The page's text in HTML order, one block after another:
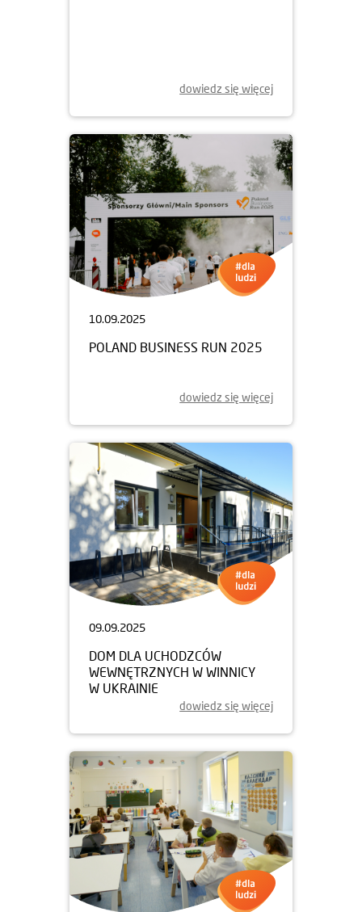
dowiedz się więcej
10.09.2025
POLAND BUSINESS RUN 2025
dowiedz się więcej
09.09.2025
DOM DLA UCHODZCÓW
WEWNĘTRZNYCH W WINNICY
W UKRAINIE
dowiedz się więcej